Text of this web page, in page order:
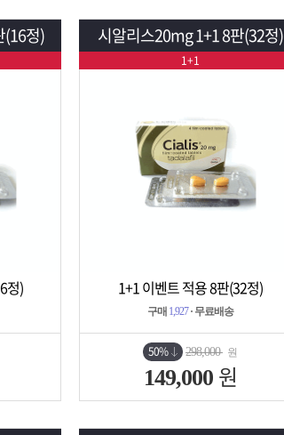
(16정)
담기
정)
시알리스20mg 1+1 8판(32정)
상세보기 담기
1+1 이벤트 적용 8판(32정)
구매 1,927· 무료배송
50% 298,000 원
149,000 원
1+1